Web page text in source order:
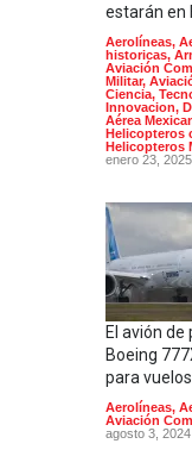
estarán en
Aerolíneas,
historicas,
Aviación
Militar,
Ciencia,
Innovacion,
Aérea
Helicopteros
Helicopteros
enero 23, 2025
El avión de
Boeing
para
Aerolíneas,
Aviación
agosto 3, 2024